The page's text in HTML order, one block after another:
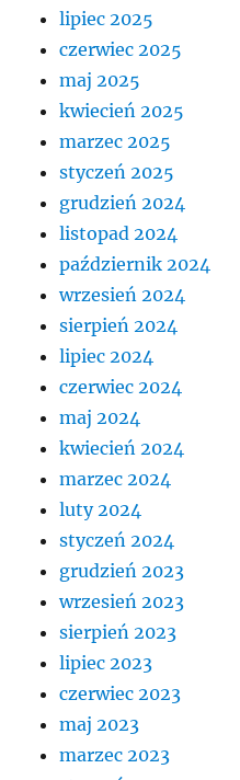
lipiec 2025
czerwiec 2025
maj 2025
kwiecień 2025
marzec 2025
styczeń 2025
grudzień 2024
listopad 2024
październik 2024
wrzesień 2024
sierpień 2024
lipiec 2024
czerwiec 2024
maj 2024
kwiecień 2024
marzec 2024
luty 2024
styczeń 2024
grudzień 2023
wrzesień 2023
sierpień 2023
lipiec 2023
czerwiec 2023
maj 2023
marzec 2023